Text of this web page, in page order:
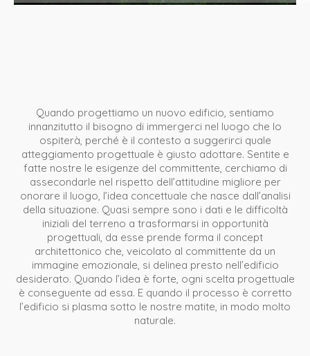
Quando progettiamo un nuovo edificio, sentiamo
innanzitutto il bisogno di immergerci nel luogo che lo
ospiterà, perché è il contesto a suggerirci quale
atteggiamento progettuale è giusto adottare. Sentite e
fatte nostre le esigenze del committente, cerchiamo di
assecondarle nel rispetto dell’attitudine migliore per
onorare il luogo, l’idea concettuale che nasce dall’analisi
della situazione. Quasi sempre sono i dati e le difficoltà
iniziali del terreno a trasformarsi in opportunità
progettuali, da esse prende forma il concept
architettonico che, veicolato al committente da un
immagine emozionale, si delinea presto nell’edificio
desiderato. Quando l’idea è forte, ogni scelta progettuale
è conseguente ad essa. E quando il processo è corretto
l’edificio si plasma sotto le nostre matite, in modo molto
naturale.